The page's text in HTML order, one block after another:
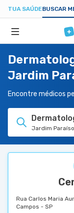
TUA SAÚDEBUSCAR
ESPECIALIDADES
HOSPITAIS
TUASAUDE.COM
Jardim
Encontre médicos
Jardim Paraíso
Rua Carlos Maria
Campos - SP